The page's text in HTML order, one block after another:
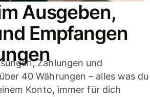
Ausgeben,
Empfangen
Zahlungen und
40 Währungen – alles was du
Konto, immer für dich